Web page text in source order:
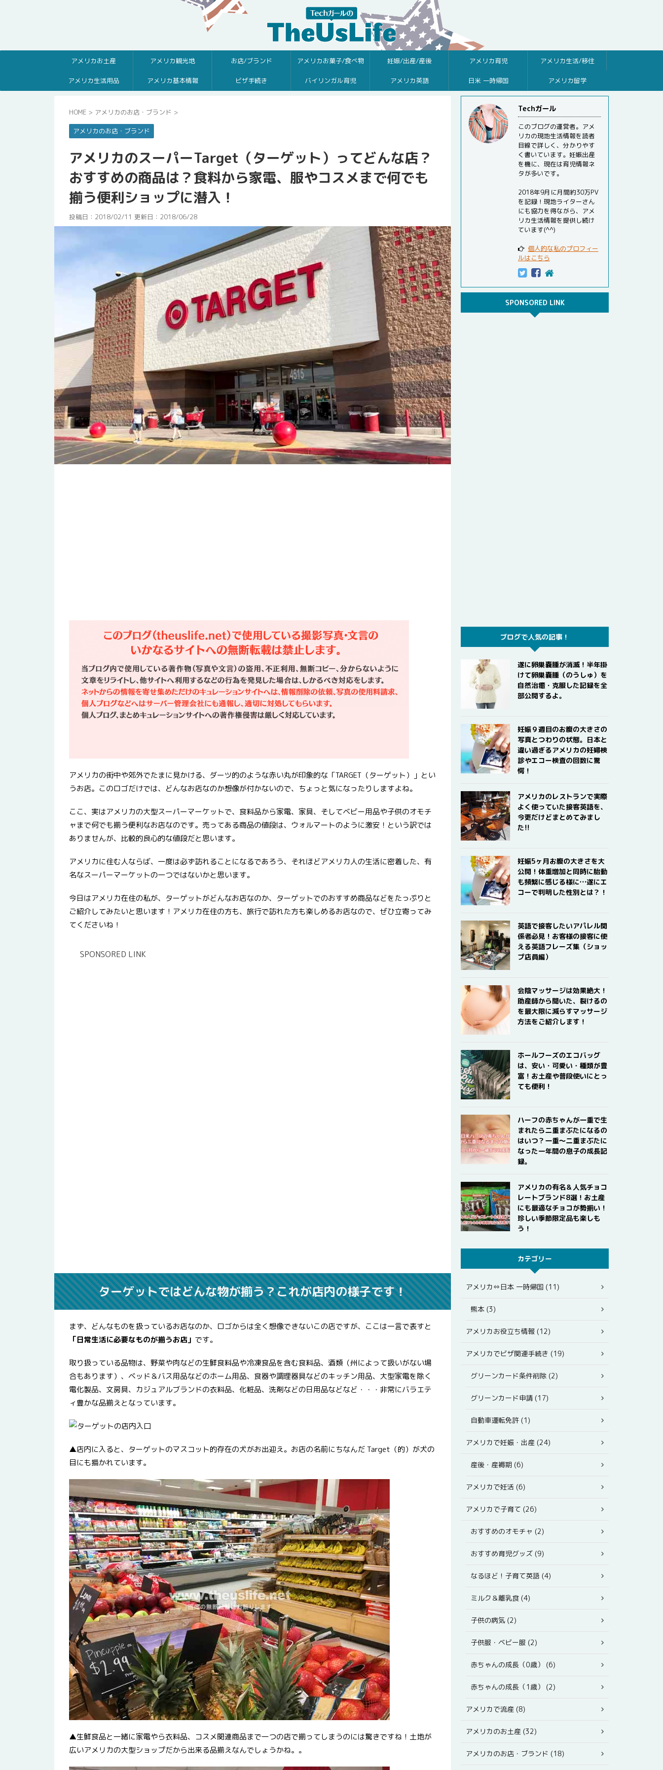
アメリカお土産 アメリカ観光地 お店/ブランド アメリカお菓子/食べ物 妊娠/出産/産後 アメリカ育児 アメリカ生活/移住
アメリカ生活用品 アメリカ基本情報 ビザ手続き バイリンガル育児 アメリカ英語 日米 一時帰国 アメリカ留学
HOME > アメリカのお店・ブランド >
アメリカのお店・ブランド
アメリカのスーパーTarget（ターゲット）ってどんな店？
おすすめの商品は？食料から家電、服やコスメまで何でも
揃う便利ショップに潜入！
投稿日：2018/02/11 更新日： 2018/06/28
アメリカの街中や郊外でたまに見かける、ダーツ的のような赤い丸が印象的な「TARGET（ターゲット）」とい
うお店。このロゴだけでは、どんなお店なのか想像が付かないので、ちょっと気になったりしますよね。
ここ、実はアメリカの大型スーパーマーケットで、食料品から家電、家具、そしてベビー用品や子供のオモチ
ャまで何でも揃う便利なお店なのです。売ってある商品の値段は、ウォルマートのように激安！という訳では
ありませんが、比較的良心的な値段だと思います。
アメリカに住む人ならば、一度は必ず訪れることになるであろう、それほどアメリカ人の生活に密着した、有
名なスーパーマーケットの一つではないかと思います。
今日はアメリカ在住の私が、ターゲットがどんなお店なのか、ターゲットでのおすすめ商品などをたっぷりと
ご紹介してみたいと思います！アメリカ在住の方も、旅行で訪れた方も楽しめるお店なので、ぜひ立寄ってみ
てくださいね！
SPONSORED LINK
ターゲットではどんな物が揃う？これが店内の様子です！
まず、どんなものを扱っているお店なのか、ロゴからは全く想像できないこの店ですが、ここは一言で表すと
「日常生活に必要なものが揃うお店」 です。
取り扱っている品物は、野菜や肉などの生鮮食料品や冷凍食品を含む食料品、酒類（州によって扱いがない場
合もあります）、ベッド＆バス用品などのホーム用品、食器や調理器具などのキッチン用品、大型家電を除く
電化製品、文房具、カジュアルブランドの衣料品、化粧品、洗剤などの日用品などなど・・・非常にバラエテ
ィ豊かな品揃えとなっています。
▲店内に入ると、ターゲットのマスコット的存在の犬がお出迎え。お店の名前にちなんだ Target（的）が犬の
目にも描かれています。
▲生鮮食品と一緒に家電やら衣料品、コスメ関連商品まで一つの店で揃ってしまうのには驚きですね！土地が
広いアメリカの大型ショップだから出来る品揃えなんでしょうかね。。
Techガール
このブログの運営者。アメ
リカの現地生活情報を読者
目線で詳しく、分かりやす
く書いています。妊娠出産
を機に、現在は育児情報ネ
タが多いです。
2018年9月に月間約30万PV
を記録！現地ライターさん
にも協力を得ながら、アメ
リカ生活情報を提供し続け
ています(^^)
個人的な私のプロフィー
ルはこちら
SPONSORED LINK
ブログで人気の記事！
遂に卵巣嚢腫が消滅！半年掛
けて卵巣嚢腫（のうしゅ）を
自然治癒・克服した記録を全
部公開するよ。
妊娠９週目のお腹の大きさの
写真とつわりの状態。日本と
違い過ぎるアメリカの妊婦検
診やエコー検査の回数に驚
愕！
アメリカのレストランで実際
よく使っていた接客英語を、
今更だけどまとめてみまし
た!!
妊娠5ヶ月お腹の大きさを大
公開！体重増加と同時に胎動
も頻繁に感じる様に…遂にエ
コーで判明した性別とは？！
英語で接客したいアパレル関
係者必見！お客様の接客に使
える英語フレーズ集（ショッ
プ店員編）
会陰マッサージは効果絶大！
助産師から聞いた、裂けるの
を最大限に減らすマッサージ
方法をご紹介します！
ホールフーズのエコバッグ
は、安い・可愛い・種類が豊
富！お土産や普段使いにとっ
ても便利！
ハーフの赤ちゃんが一重で生
まれたら二重まぶたになるの
はいつ？一重〜二重まぶたに
なった一年間の息子の成長記
録。
アメリカの有名＆人気チョコ
レートブランド8選！お土産
にも最適なチョコが勢揃い！
珍しい季節限定品も楽しも
う！
カテゴリー
アメリカ⇔日本 一時帰国 (11)
熊本 (3)
アメリカお役立ち情報 (12)
アメリカでビザ関連手続き (19)
グリーンカード条件削除 (2)
グリーンカード申請 (17)
自動車運転免許 (1)
アメリカで妊娠・出産 (24)
産後・産褥期 (6)
アメリカで妊活 (6)
アメリカで子育て (26)
おすすめのオモチャ (2)
おすすめ育児グッズ (9)
なるほど！子育て英語 (4)
ミルク＆離乳食 (4)
子供の病気 (2)
子供服・ベビー服 (2)
赤ちゃんの成長（0歳） (6)
赤ちゃんの成長（1歳） (2)
アメリカで流産 (8)
アメリカのお土産 (32)
アメリカのお店・ブランド (18)